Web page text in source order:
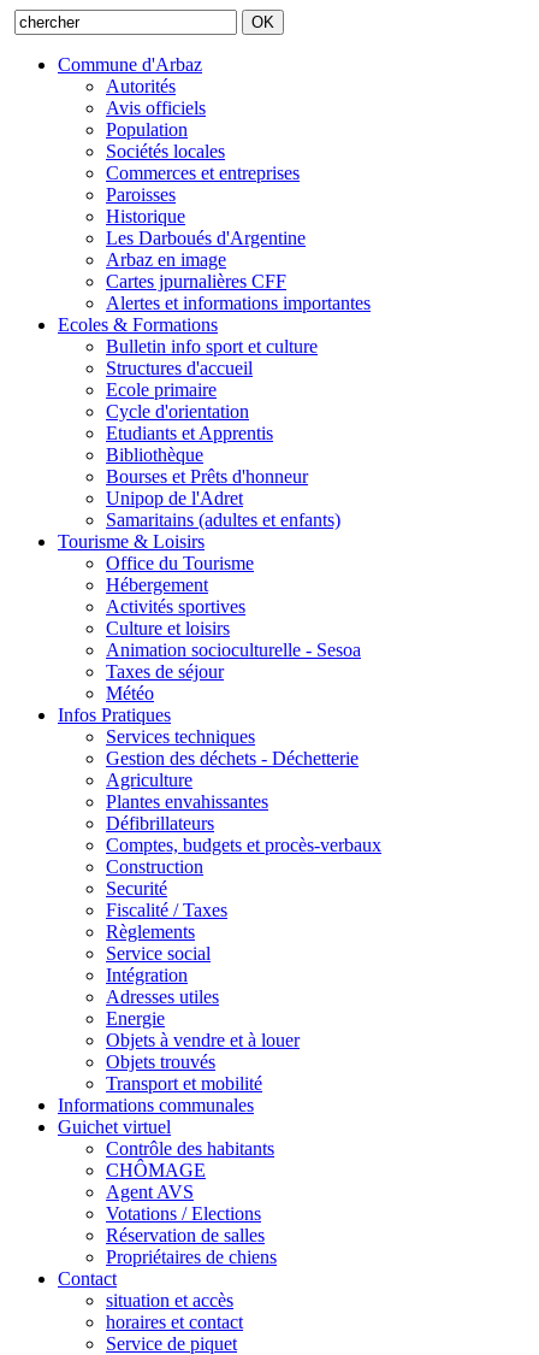
Commune d'Arbaz
Autorités
Avis officiels
Population
Sociétés locales
Commerces et entreprises
Paroisses
Historique
Les Darboués d'Argentine
Arbaz en image
Cartes jpurnalières CFF
Alertes et informations importantes
Ecoles & Formations
Bulletin info sport et culture
Structures d'accueil
Ecole primaire
Cycle d'orientation
Etudiants et Apprentis
Bibliothèque
Bourses et Prêts d'honneur
Unipop de l'Adret
Samaritains (adultes et enfants)
Tourisme & Loisirs
Office du Tourisme
Hébergement
Activités sportives
Culture et loisirs
Animation socioculturelle - Sesoa
Taxes de séjour
Météo
Infos Pratiques
Services techniques
Gestion des déchets - Déchetterie
Agriculture
Plantes envahissantes
Défibrillateurs
Comptes, budgets et procès-verbaux
Construction
Securité
Fiscalité / Taxes
Règlements
Service social
Intégration
Adresses utiles
Energie
Objets à vendre et à louer
Objets trouvés
Transport et mobilité
Informations communales
Guichet virtuel
Contrôle des habitants
CHÔMAGE
Agent AVS
Votations / Elections
Réservation de salles
Propriétaires de chiens
Contact
situation et accès
horaires et contact
Service de piquet